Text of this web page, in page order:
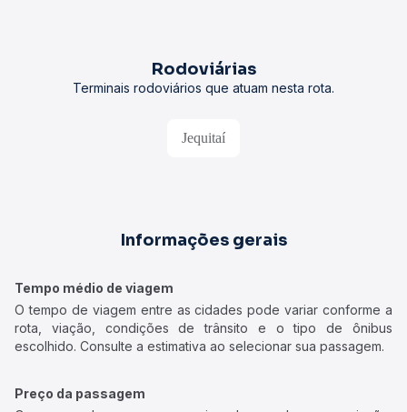
Rodoviárias
Terminais rodoviários que atuam nesta rota.
Jequitaí
Informações gerais
Tempo médio de viagem
O tempo de viagem entre as cidades pode variar conforme a
rota, viação, condições de trânsito e o tipo de ônibus
escolhido. Consulte a estimativa ao selecionar sua passagem.
Preço da passagem